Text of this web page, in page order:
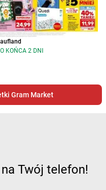
KOŃCA 2 DNI
Gram Market
Twój telefon!